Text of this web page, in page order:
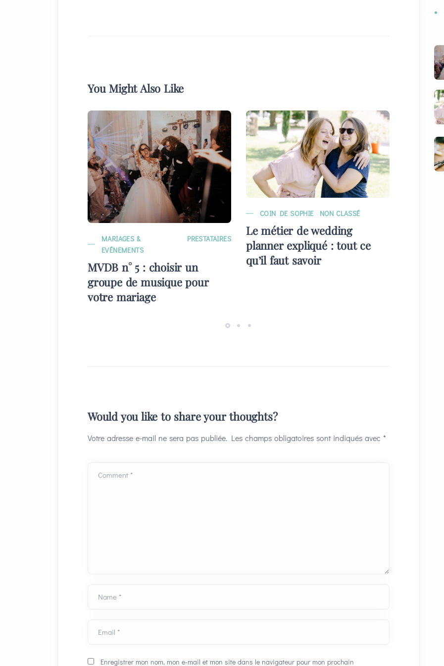
You Might Also Like
MARIAGES &
EVÉNEMENTS
PRESTATAIRES
MVDB n° 5 : choisir un
groupe de musique pour
votre mariage
COIN DE SOPHIE NON CLASSÉ
Le métier de wedding
planner expliqué : tout ce
qu’il faut savoir
Would you like to share your thoughts?
Votre adresse e-mail ne sera pas publiée. Les champs obligatoires sont indiqués avec *
Comment *
Name *
Email *
Enregistrer mon nom, mon e-mail et mon site dans le navigateur pour mon prochain